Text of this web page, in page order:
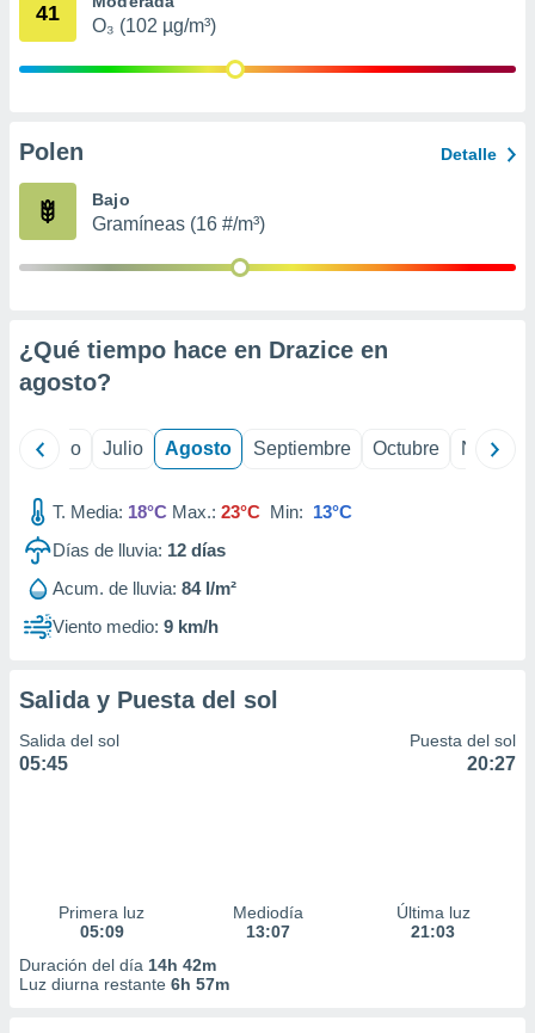
publicidad
de
1199
41
O₃ (102 µg/m³)
Polen Detalle
Bajo
Gramíneas (16 #/m³)
¿Qué tiempo hace en Drazice en
agosto?
Junio Julio Agosto Septiembre Octubre
T. Media: 18°C Max.: 23°C Min: 13°C
Días de lluvia: 12 días
Acum. de lluvia: 84 l/m²
Viento medio: 9 km/h
Salida y Puesta del sol
Salida del sol
05:45
Puesta del sol
20:27
Primera luz
05:09
Mediodía
13:07
Última luz
21:03
Duración del día 14h 42m
Luz diurna restante 6h 57m